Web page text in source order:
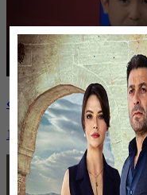
«Бұл өмірде…» | 7-бөлім
18 ноября, 22:00